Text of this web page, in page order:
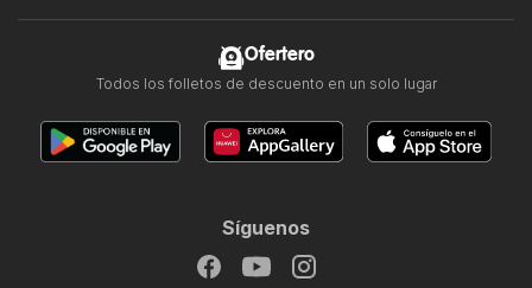
Ofertero
Todos los folletos de descuento en un solo lugar
Síguenos